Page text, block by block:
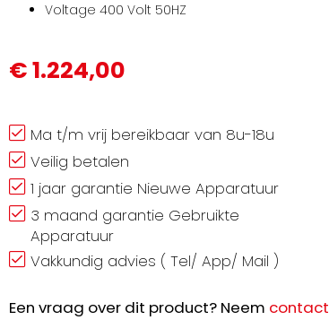
Voltage 400 Volt 50HZ
€ 1.224,00
Ma t/m vrij bereikbaar van 8u-18u
Veilig betalen
1 jaar garantie Nieuwe Apparatuur
3 maand garantie Gebruikte
Apparatuur
Vakkundig advies ( Tel/ App/ Mail )
Een vraag over dit product? Neem contact